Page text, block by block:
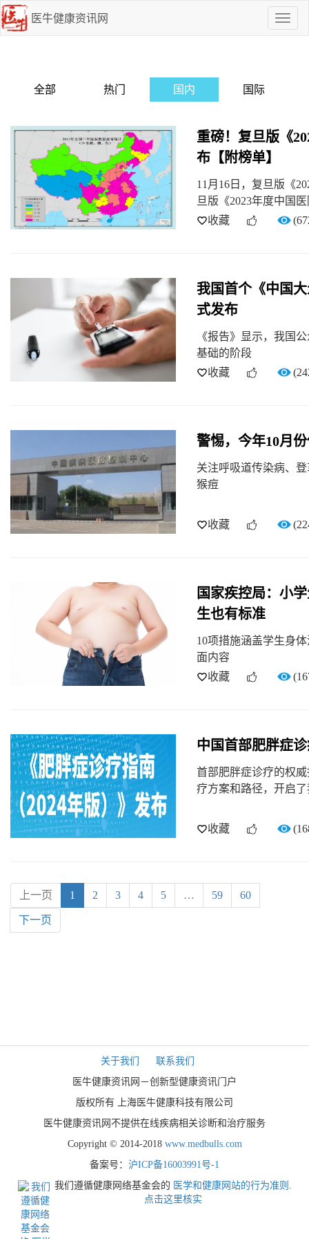
医牛健康资讯网
点
我
全部 热门 国内 国际
重磅！复旦版《
布【附榜单】
11月16日，复旦版《
旦版《2023年度中国
收藏
我国首个《中国
式发布
《报告》显示，我国
基础的阶段
收藏
警惕，今年10月
关注呼吸道传染病、
猴痘
收藏
国家疾控局：小
生也有标准
10项措施涵盖学生身
面内容
收藏
中国首部肥胖症
首部肥胖症诊疗的权
疗方案和路径，开启
收藏
上一页 1 2 3 4 5 … 59 60
下一页
关于我们
联系我们
医牛健康资讯网－创新型健康资讯门户
版权所有 上海医牛健康科技有限公司
医牛健康资讯网不提供在线疾病相关诊断和治疗服务
Copyright © 2014-2018 www.medbulls.com
备案号： 沪ICP备16003991号-1
我们遵循健康网络基金会的 医学和健康网站的行为准则 .
点击这里核实